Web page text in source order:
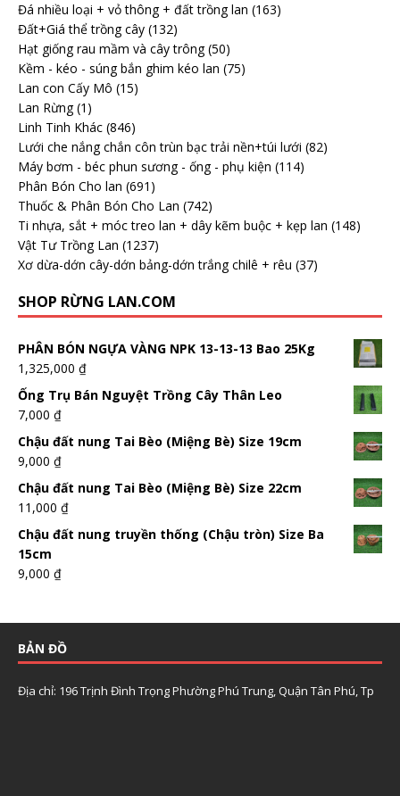
Đá nhiều loại + vỏ thông + đất trồng lan (163)
Đất+Giá thể trồng cây (132)
Hạt giống rau mầm và cây trông (50)
Kềm - kéo - súng bắn ghim kéo lan (75)
Lan con Cấy Mô (15)
Lan Rừng (1)
Linh Tinh Khác (846)
Lưới che nắng chắn côn trùn bạc trải nền+túi lưới (82)
Máy bơm - béc phun sương - ống - phụ kiện (114)
Phân Bón Cho lan (691)
Thuốc & Phân Bón Cho Lan (742)
Ti nhựa, sắt + móc treo lan + dây kẽm buộc + kẹp lan (148)
Vật Tư Trồng Lan (1237)
Xơ dừa-dớn cây-dớn bảng-dớn trắng chilê + rêu (37)
SHOP RỪNG LAN.COM
PHÂN BÓN NGỰA VÀNG NPK 13-13-13 Bao 25Kg
1,325,000 ₫
Ống Trụ Bán Nguyệt Trồng Cây Thân Leo
7,000 ₫
Chậu đất nung Tai Bèo (Miệng Bè) Size 19cm
9,000 ₫
Chậu đất nung Tai Bèo (Miệng Bè) Size 22cm
11,000 ₫
Chậu đất nung truyền thống (Chậu tròn) Size Ba
15cm
9,000 ₫
BẢN ĐỒ
Địa chỉ: 196 Trịnh Đình Trọng Phường Phú Trung, Quận Tân Phú, Tp